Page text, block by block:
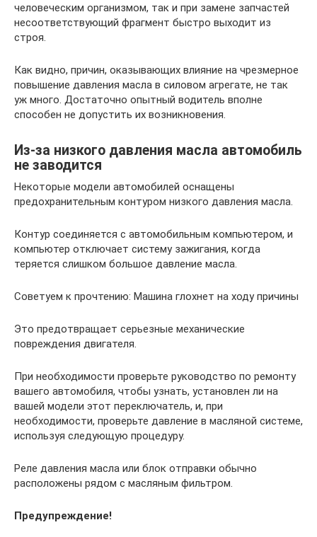
человеческим организмом, так и при замене запчастей
несоответствующий фрагмент быстро выходит из
строя.
Как видно, причин, оказывающих влияние на чрезмерное
повышение давления масла в силовом агрегате, не так
уж много. Достаточно опытный водитель вполне
способен не допустить их возникновения.
Из-за низкого давления масла автомобиль
не заводится
Некоторые модели автомобилей оснащены
предохранительным контуром низкого давления масла.
Контур соединяется с автомобильным компьютером, и
компьютер отключает систему зажигания, когда
теряется слишком большое давление масла.
Советуем к прочтению: Машина глохнет на ходу причины
Это предотвращает серьезные механические
повреждения двигателя.
При необходимости проверьте руководство по ремонту
вашего автомобиля, чтобы узнать, установлен ли на
вашей модели этот переключатель, и, при
необходимости, проверьте давление в масляной системе,
используя следующую процедуру.
Реле давления масла или блок отправки обычно
расположены рядом с масляным фильтром.
Предупреждение!